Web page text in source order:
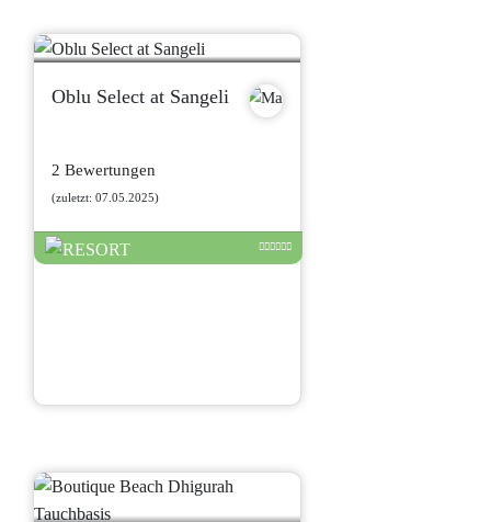
Oblu Select at Sangeli
2 Bewertungen
(zuletzt: 07.05.2025)